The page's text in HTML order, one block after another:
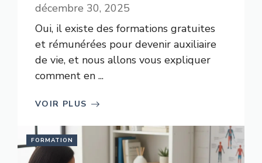
décembre 30, 2025
Oui, il existe des formations gratuites
et rémunérées pour devenir auxiliaire
de vie, et nous allons vous expliquer
comment en ...
VOIR PLUS
FORMATION